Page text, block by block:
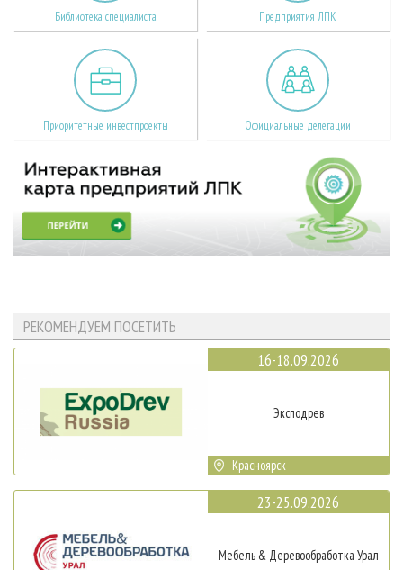
Библиотека специалиста Предприятия ЛПК
Приоритетные инвестпроекты Официальные делегации
РЕКОМЕНДУЕМ ПОСЕТИТЬ
16-18.09.2026
Эксподрев
Красноярск
23-25.09.2026
Мебель & Деревообработка Урал